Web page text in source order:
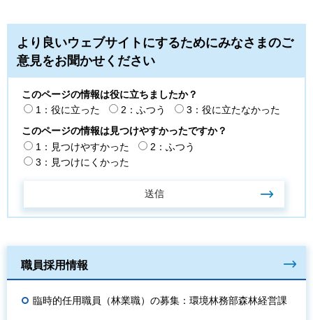
より良いウェブサイトにするためにみなさまのご
意見をお聞かせください
このページの情報は役に立ちましたか？
1：役に立った
2：ふつう
3：役に立たなかった
このページの情報は見つけやすかったですか？
1：見つけやすかった
2：ふつう
3：見つけにくかった
職員採用情報
臨時的任用職員（林業職）の募集：環境林務部森林経営課